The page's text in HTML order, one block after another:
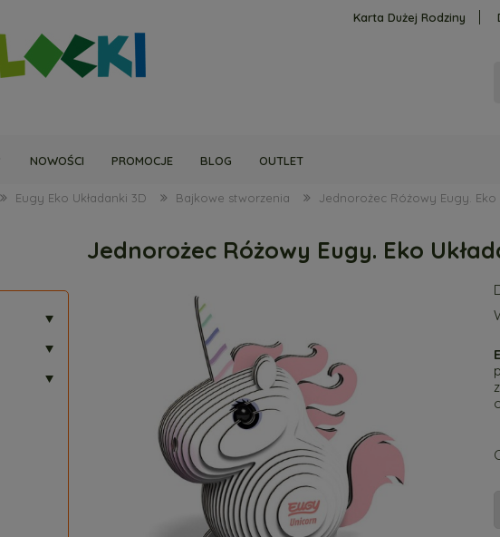
Karta Dużej Rodziny
NOWOŚCI PROMOCJE BLOG OUTLET
Eugy Eko Układanki 3D Bajkowe stworzenia Jednorożec Różowy Eugy. Eko
Jednorożec Różowy Eugy. Eko